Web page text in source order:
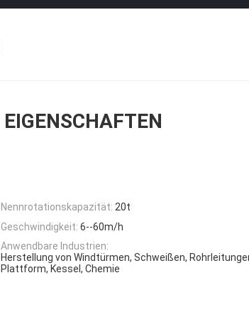
EIGENSCHAFTEN
Nennrotationskapazität: 20t
Geschwindigkeit: 6--60m/h
Anwendbare Industrien:
Herstellung von Windtürmen, Schweißen,
Plattform, Kessel, Chemie